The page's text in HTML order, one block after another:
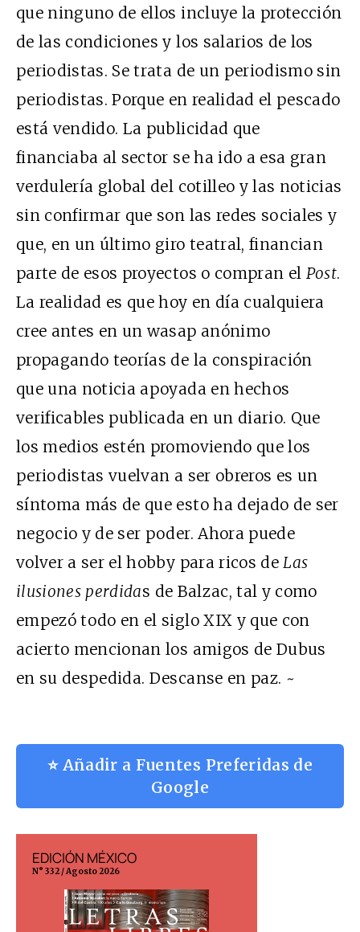
que ninguno de ellos incluye la protección
de las condiciones y los salarios de los
periodistas. Se trata de un periodismo sin
periodistas. Porque en realidad el pescado
está vendido. La publicidad que
financiaba al sector se ha ido a esa gran
verdulería global del cotilleo y las noticias
sin confirmar que son las redes sociales y
que, en un último giro teatral, financian
parte de esos proyectos o compran el Post.
La realidad es que hoy en día cualquiera
cree antes en un wasap anónimo
propagando teorías de la conspiración
que una noticia apoyada en hechos
verificables publicada en un diario. Que
los medios estén promoviendo que los
periodistas vuelvan a ser obreros es un
síntoma más de que esto ha dejado de ser
negocio y de ser poder. Ahora puede
volver a ser el hobby para ricos deLas
ilusiones perdidas de Balzac, tal y como
empezó todo en el sigloXIX y que con
acierto mencionan los amigos de Dubus
en su despedida. Descanse en paz. ~
⭐ Añadir a Fuentes Preferidas de
Google
EDICIÓN MÉXICO
N° 332 / Agosto 2026